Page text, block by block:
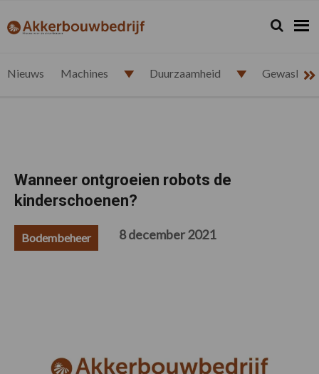
de
de
de
de
akkerbouwbedrijf.nl Zoeken...
Zoek
Nieuws Machines Duurzaamheid
Wanneer ontgroeien robots de
kinderschoenen?
Bodembeheer 8 december 2021